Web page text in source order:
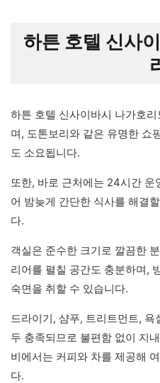
하튼 호텔 신사
하튼 호텔 신사이바시 나가호
며, 도톤보리와 같은 유명한 쇼
도 소요됩니다.
또한, 바로 근처에는 24시간 운
어 밤늦게 간단한 식사를 해결
다.
객실은 준수한 크기로 깔끔한
리어를 펼칠 공간도 충분하며,
숙면을 취할 수 있습니다.
드라이기, 샴푸, 트리트먼트,
두 충족되므로 불편함 없이 지
비에서는 커피와 차를 제공해
다.